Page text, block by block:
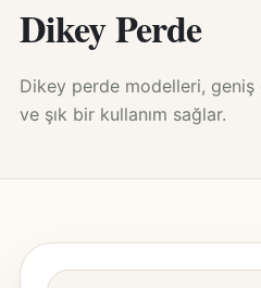
Dikey Perde
Dikey perde modelleri,
ve şık bir kullanım sağlar.